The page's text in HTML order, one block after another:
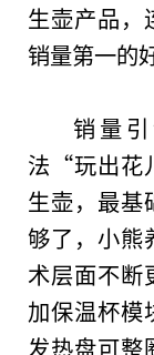
生壶产品，
销量第一的
销量
法“玩出花
生壶，最基
够了，小熊
术层面不断
加保温杯模
发热盘可整